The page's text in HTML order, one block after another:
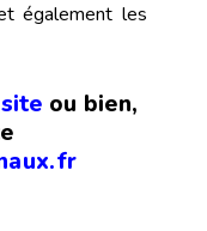
également les
site ou bien,